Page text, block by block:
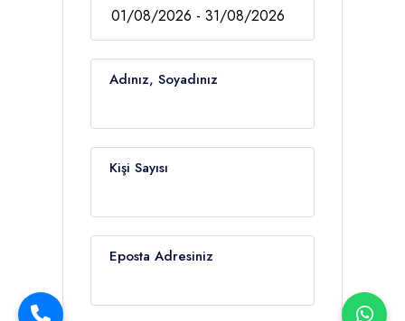
Adınız, Soyadınız
Kişi Sayısı
Eposta Adresiniz